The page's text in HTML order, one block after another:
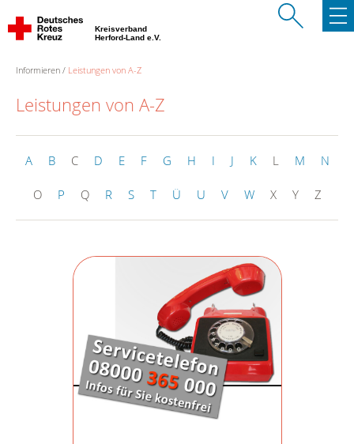
Kreisverband
Herford-Land e.V.
Informieren Leistungen von A-Z
Leistungen von A-Z
A B C D E F G H I J K L M N
O P Q R S T Ü U V W X Y Z